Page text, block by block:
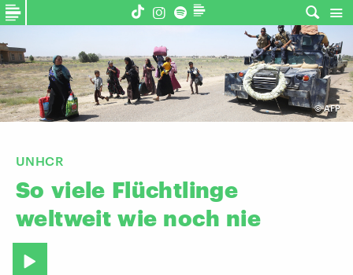
©AFP
UNHCR
So viele Flüchtlinge
weltweit wie noch nie